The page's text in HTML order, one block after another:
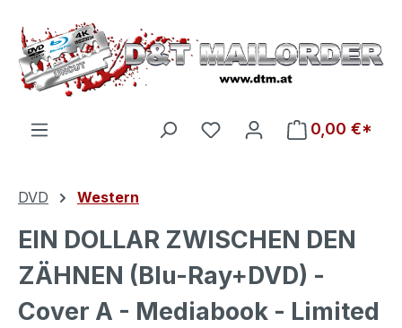
Zum Hauptinhalt springen
Du hast 0 Produkte auf
0,00 €*
DVD Western
EIN DOLLAR ZWISCHEN DEN
ZÄHNEN (Blu-Ray+DVD) -
Cover A - Mediabook - Limited